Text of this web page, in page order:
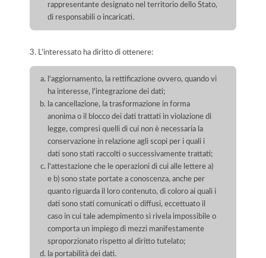
rappresentante designato nel territorio dello Stato,
di responsabili o incaricati.
3. L'interessato ha diritto di ottenere:
l'aggiornamento, la rettificazione ovvero, quando vi
ha interesse, l'integrazione dei dati;
la cancellazione, la trasformazione in forma
anonima o il blocco dei dati trattati in violazione di
legge, compresi quelli di cui non è necessaria la
conservazione in relazione agli scopi per i quali i
dati sono stati raccolti o successivamente trattati;
l'attestazione che le operazioni di cui alle lettere a)
e b) sono state portate a conoscenza, anche per
quanto riguarda il loro contenuto, di coloro ai quali i
dati sono stati comunicati o diffusi, eccettuato il
caso in cui tale adempimento si rivela impossibile o
comporta un impiego di mezzi manifestamente
sproporzionato rispetto al diritto tutelato;
la portabilità dei dati.